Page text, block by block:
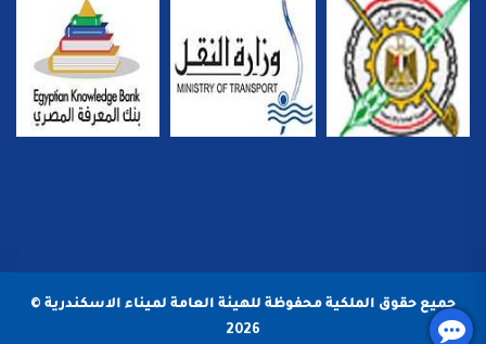
جميع حقوق الملكية محفوظة للهيئة العامة لميناء الاسكندرية ©
2026